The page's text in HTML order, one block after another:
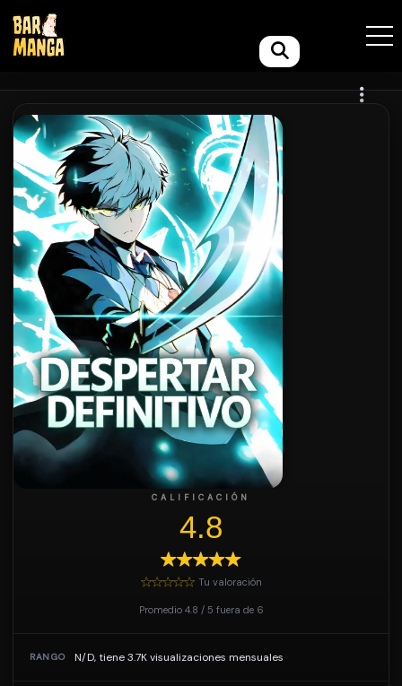
CALIFICACIÓN
4.8
Tu valoración
Promedio 4.8 / 5 fuera de 6
RANGO N/D, tiene 3.7K visualizaciones mensuales